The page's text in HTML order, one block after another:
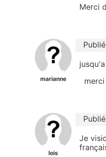
Merci
marianne
lois
Je